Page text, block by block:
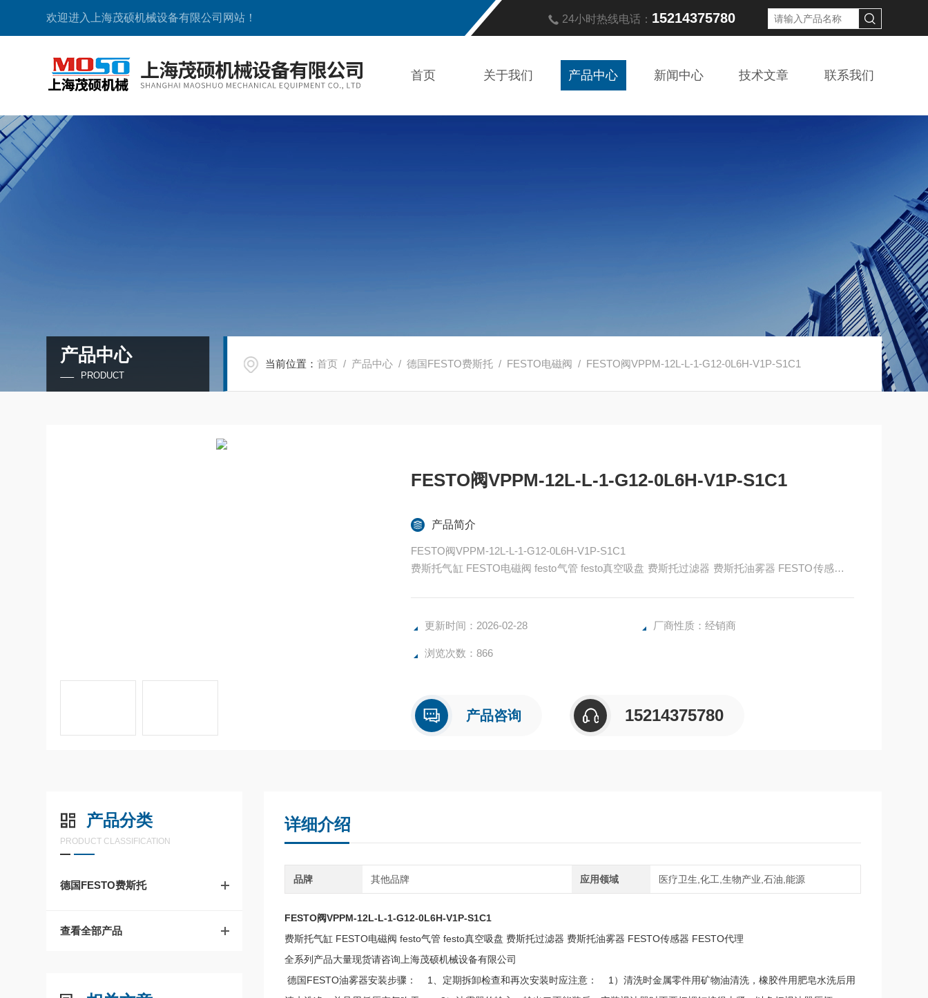
欢迎进入上海茂硕机械设备有限公司网站！ 24小时热线电话： 15214375780
首页 关于我们 产品中心 新闻中心 技术文章 联系我们
产品中心
PRODUCT
当前位置：首页 / 产品中心 /德国FESTO费斯托 / FESTO电磁阀 / FESTO阀VPPM-12L-L-1-G12-0L6H-V1P-S1C1
FESTO阀VPPM-12L-L-1-G12-0L6H-V1P-S1C1
产品简介
FESTO阀VPPM-12L-L-1-G12-0L6H-V1P-S1C1
费斯托气缸 FESTO电磁阀 festo气管 festo真空吸盘 费斯托过滤器 费斯托油雾器 FESTO传感器 F
更新时间：2026-02-28
厂商性质：经销商
浏览次数：866
产品咨询 15214375780
产品分类
PRODUCT CLASSIFICATION
德国FESTO费斯托
查看全部产品
详细介绍
品牌 其他品牌 应用领域 医疗卫生,化工,生物产业,石油,能源
FESTO阀VPPM-12L-L-1-G12-0L6H-V1P-S1C1
费斯托气缸 FESTO电磁阀 festo气管 festo真空吸盘 费斯托过滤器 费斯托油雾器 FESTO传感器 FESTO代理
全系列产品大量现货请咨询上海茂硕机械设备有限公司
德国FESTO油雾器安装步骤： 1、定期拆卸检查和再次安装时应注意： 1）清洗时金属零件用矿物油清洗，橡胶件用肥皂水洗后用